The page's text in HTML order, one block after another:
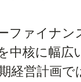
ファイナ
中核に幅広
経営計画